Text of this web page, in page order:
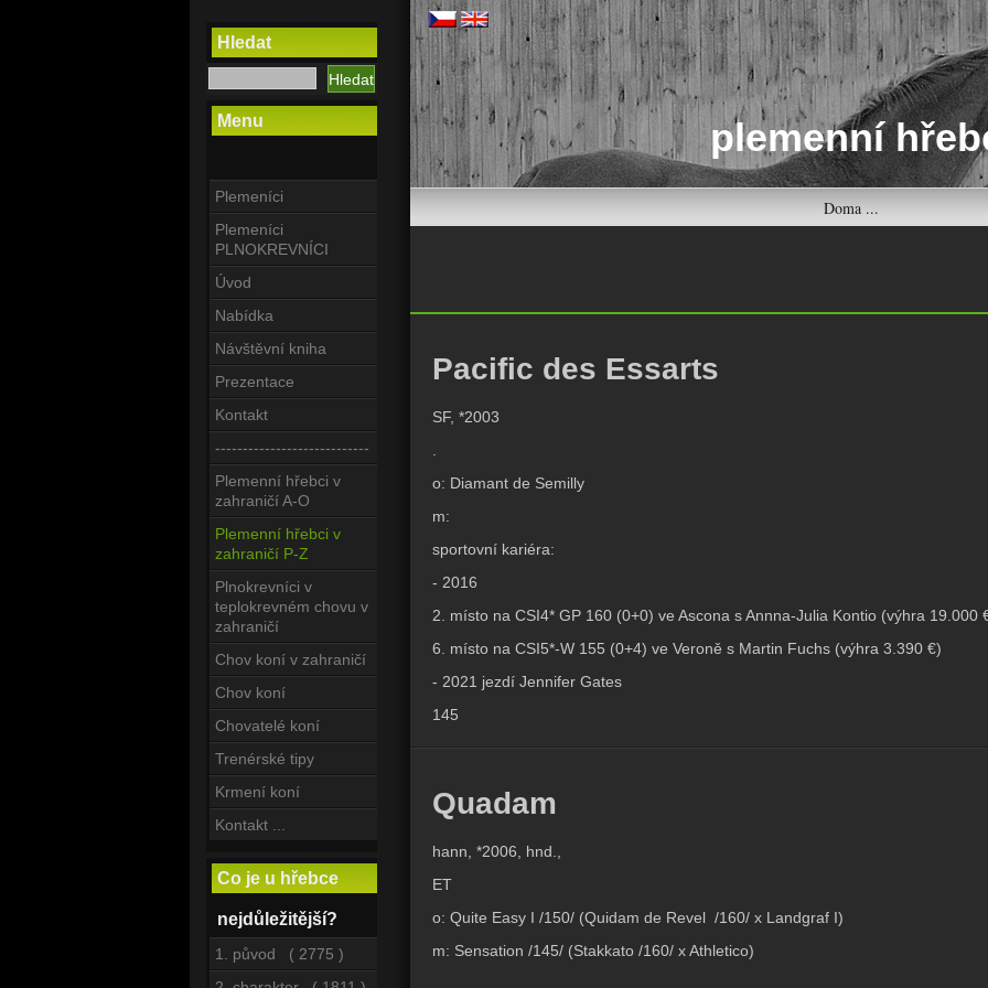
plemenní
Doma ...
Hledat
Menu
Plemeníci
Plemeníci
PLNOKREVNÍCI
Úvod
Nabídka
Návštěvní kniha
Prezentace
Kontakt
----------------------------
Plemenní hřebci v
zahraničí A-O
Plemenní hřebci v
zahraničí P-Z
Plnokrevníci v
teplokrevném chovu v
zahraničí
Chov koní v zahraničí
Chov koní
Chovatelé koní
Trenérské tipy
Krmení koní
Kontakt ...
Co je u hřebce
nejdůležitější?
1. původ ( 2775 )
Pacific des Essarts
SF, *2003
o: Diamant de Semilly
m:
sportovní kariéra:
- 2016
2. místo na CSI4* GP 160 (0+0) ve Ascona s Annna-Julia Kontio (výhra 19.000
6. místo na CSI5*-W 155 (0+4) ve Veroně s Martin Fuchs (výhra 3.390 €)
- 2021 jezdí Jennifer Gates
145
Quadam
hann, *2006, hnd.,
ET
o: Quite Easy I /150/ (Quidam de Revel /160/ x Landgraf I)
m: Sensation /145/ (Stakkato /160/ x Athletico)